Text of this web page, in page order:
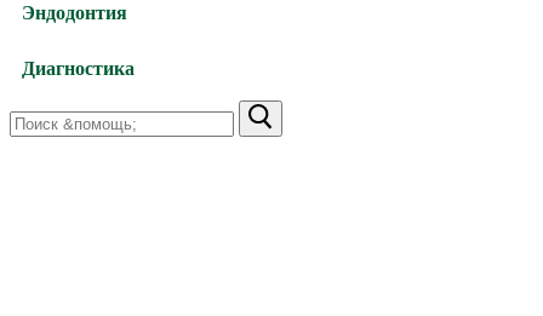
Эндодонтия
Диагностика
Найти: